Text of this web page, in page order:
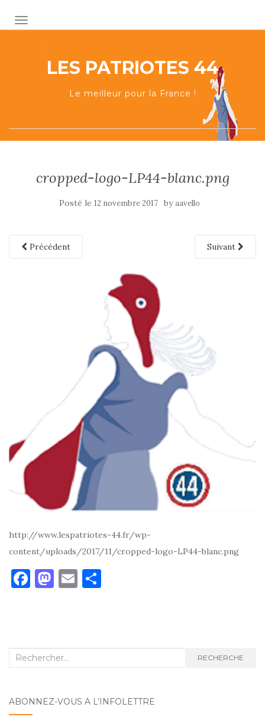
AFFICHER/MASQUER LA NAVIGATION
LES PATRIOTES 44
Le meilleur pour la France !
cropped-logo-LP44-blanc.png
Posté le 12 novembre 2017 byaavello
Précédent Suivant
http://www.lespatriotes-44.fr/wp-
content/uploads/2017/11/cropped-logo-LP44-blanc.png
F
b
o
k
M
o
E
Recherche
RECHERCHE
ABONNEZ-VOUS A L’INFOLETTRE